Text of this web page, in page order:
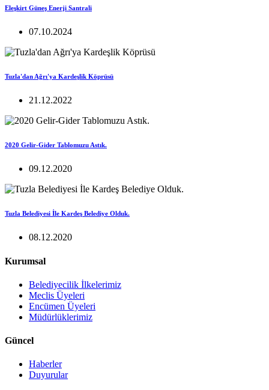
Eleşkirt Güneş Enerji Santrali
07.10.2024
Tuzla'dan Ağrı'ya Kardeşlik Köprüsü
21.12.2022
2020 Gelir-Gider Tablomuzu Astık.
09.12.2020
Tuzla Belediyesi İle Kardeş Belediye Olduk.
08.12.2020
Kurumsal
Belediyecilik İlkelerimiz
Meclis Üyeleri
Encümen Üyeleri
Müdürlüklerimiz
Güncel
Haberler
Duyurular